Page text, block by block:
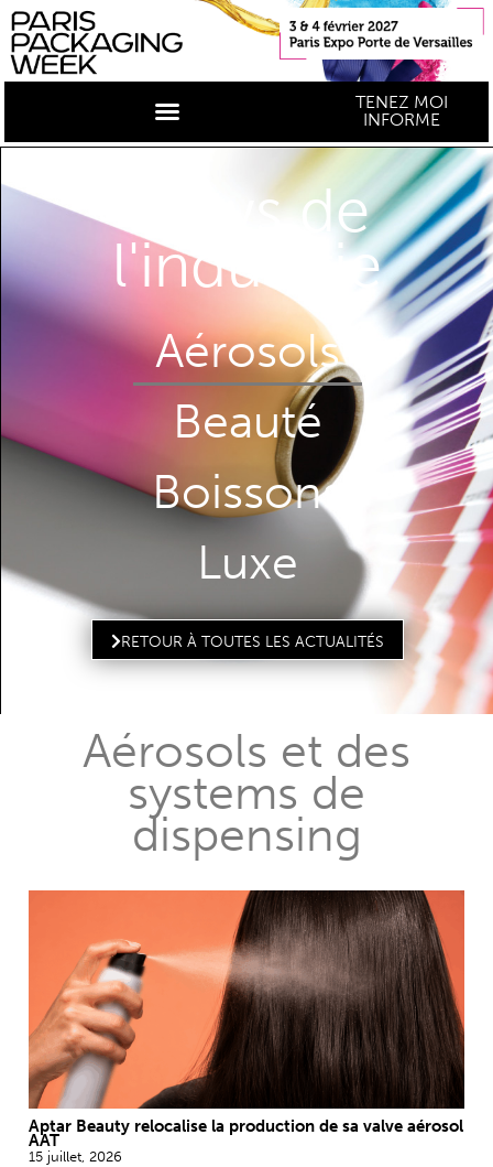
TENEZ MOI
INFORME
News de
l'industrie
Aérosols
Beauté
Boissons
Luxe
RETOUR À TOUTES LES ACTUALITÉS
Aérosols et des
systems de
dispensing
Aptar Beauty relocalise la production de sa valve aérosol
AAT
15 juillet, 2026